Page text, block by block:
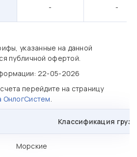
- -
указанные на данной
публичной офертой.
22-05-2026
перейдите на страницу
ОнлогСистем.
Классификация
Морские